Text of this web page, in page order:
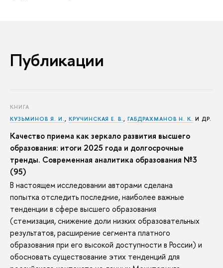
Публикации
КНИГА
КУЗЬМИНОВ Я. И., КРУЧИНСКАЯ Е. В.,ГАБДРАХМАНОВ Н. К. И ДР.
Качество приема как зеркало развития высшего
образования: итоги 2025 года и долгосрочные
тренды. Современная аналитика образования №3
(95)
В настоящем исследовании авторами сделана
попытка отследить последние, наиболее важные
тенденции в сфере высшего образования
(стемизация, снижение доли низких образовательных
результатов, расширение сегмента платного
образования при его высокой доступности в России) и
обосновать существование этих тенденций для